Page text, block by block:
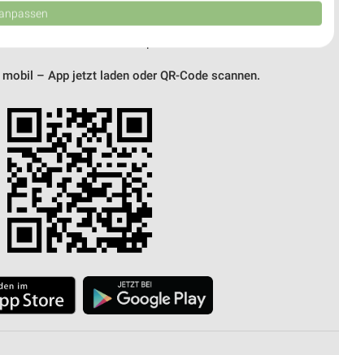
Lieblingshändler
bei neuen Prospekten
– App jetzt laden oder QR-Code scannen.
von Daten aus verschiedenen